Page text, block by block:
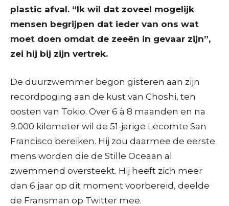
plastic afval. “Ik wil dat zoveel mogelijk
mensen begrijpen dat ieder van ons wat
moet doen omdat de zeeën in gevaar zijn”,
zei hij bij zijn vertrek.
De duurzwemmer begon gisteren aan zijn
recordpoging aan de kust van Choshi, ten
oosten van Tokio. Over 6 à 8 maanden en na
9.000 kilometer wil de 51-jarige Lecomte San
Francisco bereiken. Hij zou daarmee de eerste
mens worden die de Stille Oceaan al
zwemmend oversteekt. Hij heeft zich meer
dan 6 jaar op dit moment voorbereid, deelde
de Fransman op Twitter mee.